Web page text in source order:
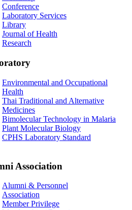
Conference
Laboratory Services
Library
Journal of Health
Research
Environmental and Occupational
Health
Thai Traditional and Alternative
Medicines
Bimolecular Technology in Malaria
Plant Molecular Biology
CPHS Laboratory Standard
Association
Alumni & Personnel
Association
Member Privilege